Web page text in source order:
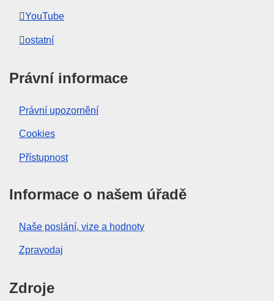
YouTube
ostatní
Právní informace
Právní upozornění
Cookies
Přístupnost
Informace o našem úřadě
Naše poslání, vize a hodnoty
Zpravodaj
Zdroje